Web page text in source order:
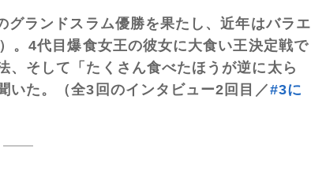
ランドスラム優勝を果たし、近年はバラエ
。4代目爆食女王の彼女に大食い王決定戦で
、そして「たくさん食べたほうが逆に太ら
いた。（全3回のインタビュー2回目／#3に